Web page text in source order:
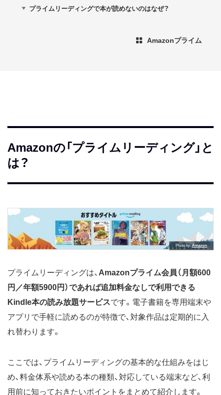
プライムリーディングで本が読めないのはなぜ？
Amazonプライム
Amazonの「プライムリーディング」と
は？
Photo by Amazon
プライムリーディングは、 Amazonプライム会員（月額600
円／年額5900円）であれば追加料金なしで利用できる
Kindle本の読み放題サービスです。電子書籍を専用端末や
アプリで手軽に読めるのが特徴で、対象作品は定期的に入
れ替わります。
ここでは、プライムリーディングの基本的な仕組みをはじ
め、料金体系や読める本の種類、対応している端末など、利
用前に知っておきたいポイントをまとめて紹介します。